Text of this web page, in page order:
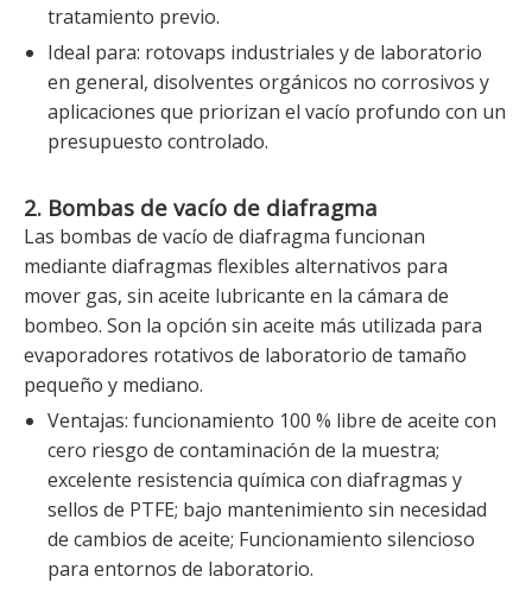
tratamiento previo.
Ideal para: rotovaps industriales y de laboratorio
en general, disolventes orgánicos no corrosivos y
aplicaciones que priorizan el vacío profundo con un
presupuesto controlado.
2. Bombas de vacío de diafragma
Las bombas de vacío de diafragma funcionan
mediante diafragmas flexibles alternativos para
mover gas, sin aceite lubricante en la cámara de
bombeo. Son la opción sin aceite más utilizada para
evaporadores rotativos de laboratorio de tamaño
pequeño y mediano.
Ventajas: funcionamiento 100 % libre de aceite con
cero riesgo de contaminación de la muestra;
excelente resistencia química con diafragmas y
sellos de PTFE; bajo mantenimiento sin necesidad
de cambios de aceite; Funcionamiento silencioso
para entornos de laboratorio.